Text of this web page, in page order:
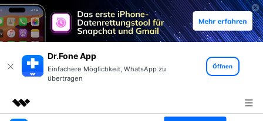
Dr.Fone App
Einfachere Möglichkeit, WhatsApp zu
übertragen
Öffnen